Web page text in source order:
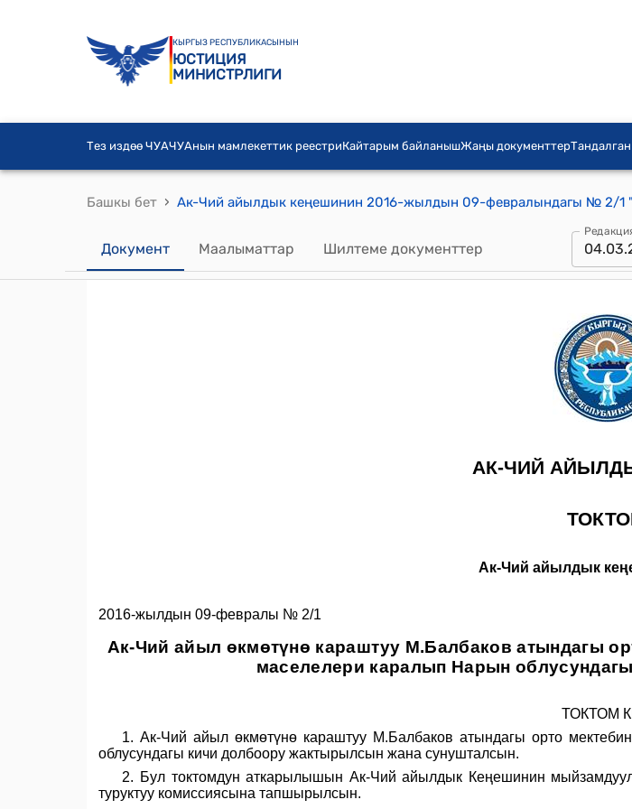
КЫРГЫЗ РЕСПУБЛИКАСЫНЫН
ЮСТИЦИЯ
МИНИСТРЛИГИ
Тез издөө ЧУАЧУАнын мамлекеттик реестриКайтарым байланышЖаңы документтер
Башкы бет ›
Документ Маалыматтар Шилтеме документтер